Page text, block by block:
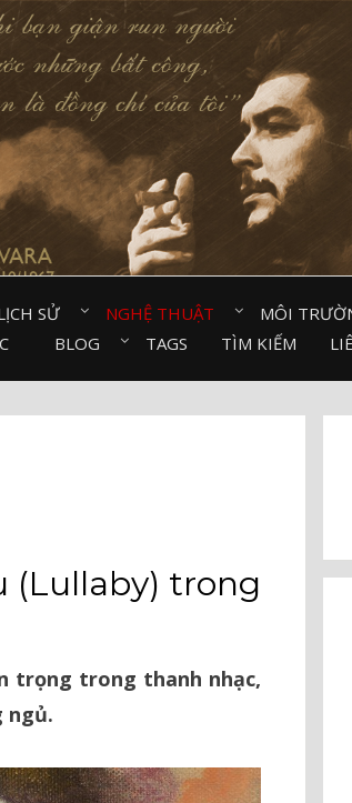
SỬ⠀ NGHỆ THUẬT⠀ MÔI
BLOG⠀ TAGS TÌM KIẾM
(Lullaby) trong
trọng trong thanh nhạc,
ngủ.